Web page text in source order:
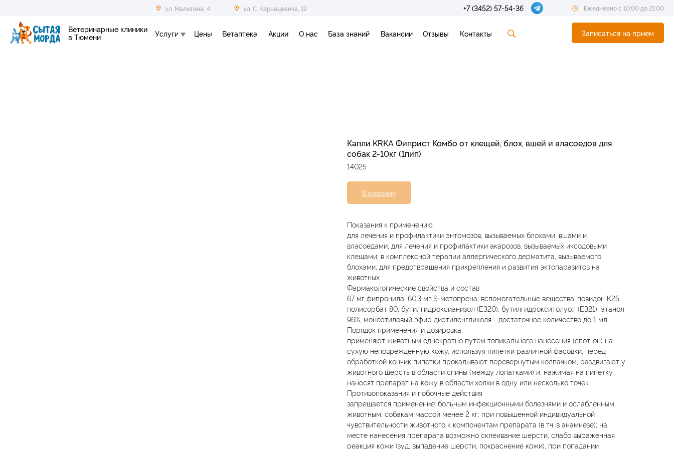
Записаться на прием
+7 (3452) 57-54-36
ул. С. Карнацевича, 12
ул. Малыгина, 4
Ветеринарные клиники
в Тюмени
Ежедневно с 10:00 до 21:00
Услуги Цены База знаний
О нас Контакты
Вакансии Отзывы
Акции
Ветаптека
Капли KRKA Фиприст Комбо от клещей, блох, вшей и власоедов для
собак 2-10кг (1пип)
14025
В корзину
Показания к применению
для лечения и профилактики энтомозов, вызываемых блохами, вшами и
власоедами; для лечения и профилактики акарозов, вызываемых иксодовыми
клещами; в комплексной терапии аллергического дерматита, вызываемого
блохами; для предотвращения прикрепления и развития эктопаразитов на
животных
Фармакологические свойства и состав
67 мг фипронила; 60.3 мг S-метопрена; вспомогательные вещества: повидон K25,
полисорбат 80, бутилгидроксианизол (E320), бутилгидрокситолуол (E321), этанол
96%, моноэтиловый эфир диэтиленгликоля - достаточное количество до 1 мл
Порядок применения и дозировка
применяют животным однократно путем топикального нанесения (спот-он) на
сухую неповрежденную кожу, используя пипетки различной фасовки; перед
обработкой кончик пипетки прокалывают перевернутым колпачком, раздвигают у
животного шерсть в области спины (между лопатками) и, нажимая на пипетку,
наносят препарат на кожу в области холки в одну или несколько точек
Противопоказания и побочные действия
запрещается применение: больным инфекционными болезнями и ослабленным
животным; собакам массой менее 2 кг; при повышенной индивидуальной
чувствительности животного к компонентам препарата (в т.ч. в анамнезе); на
месте нанесения препарата возможно склеивание шерсти, слабо выраженная
реакция кожи (зуд, выпадение шерсти, покраснение кожи), при попадании